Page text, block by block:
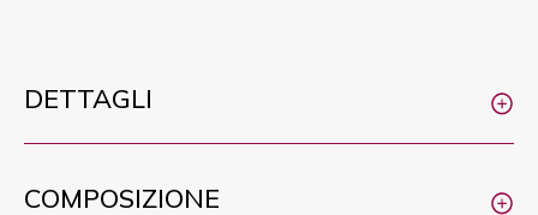
DETTAGLI
COMPOSIZIONE